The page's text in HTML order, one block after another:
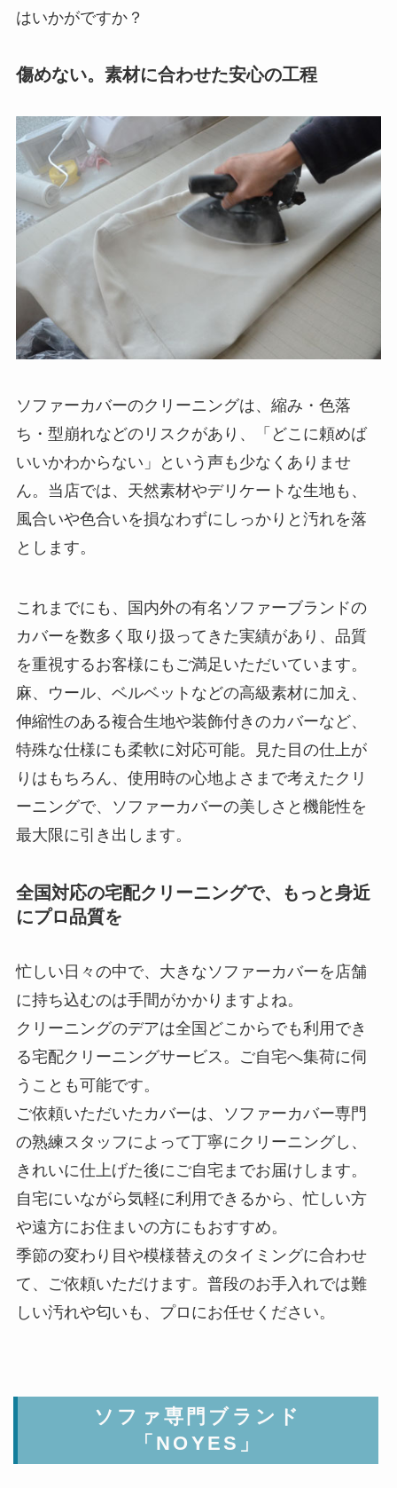
はいかがですか？
傷めない。素材に合わせた安心の工程
ソファーカバーのクリーニングは、縮み・色落
ち・型崩れなどのリスクがあり、「どこに頼めば
いいかわからない」という声も少なくありませ
ん。当店では、天然素材やデリケートな生地も、
風合いや色合いを損なわずにしっかりと汚れを落
とします。
これまでにも、国内外の有名ソファーブランドの
カバーを数多く取り扱ってきた実績があり、品質
を重視するお客様にもご満足いただいています。
麻、ウール、ベルベットなどの高級素材に加え、
伸縮性のある複合生地や装飾付きのカバーなど、
特殊な仕様にも柔軟に対応可能。見た目の仕上が
りはもちろん、使用時の心地よさまで考えたクリ
ーニングで、ソファーカバーの美しさと機能性を
最大限に引き出します。
全国対応の宅配クリーニングで、もっと身近
にプロ品質を
忙しい日々の中で、大きなソファーカバーを店舗
に持ち込むのは手間がかかりますよね。
クリーニングのデアは全国どこからでも利用でき
る宅配クリーニングサービス。ご自宅へ集荷に伺
うことも可能です。
ご依頼いただいたカバーは、ソファーカバー専門
の熟練スタッフによって丁寧にクリーニングし、
きれいに仕上げた後にご自宅までお届けします。
自宅にいながら気軽に利用できるから、忙しい方
や遠方にお住まいの方にもおすすめ。
季節の変わり目や模様替えのタイミングに合わせ
て、ご依頼いただけます。普段のお手入れでは難
しい汚れや匂いも、プロにお任せください。
ソファ専門ブランド
「NOYES」